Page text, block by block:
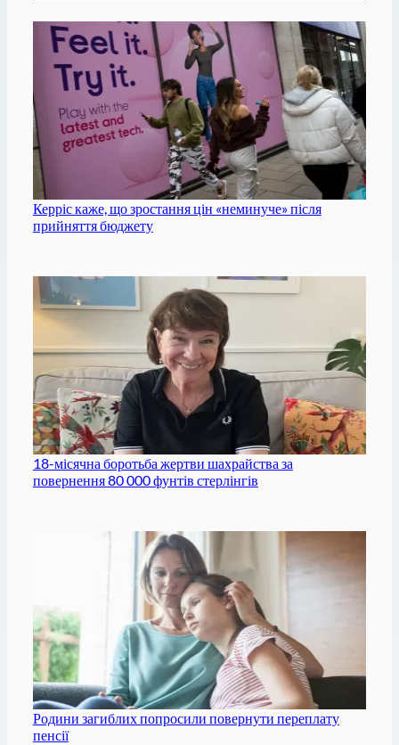
Керріс каже, що зростання цін «неминуче» після
прийняття бюджету
18-місячна боротьба жертви шахрайства за
повернення 80 000 фунтів стерлінгів
Родини загиблих попросили повернути переплату
пенсії